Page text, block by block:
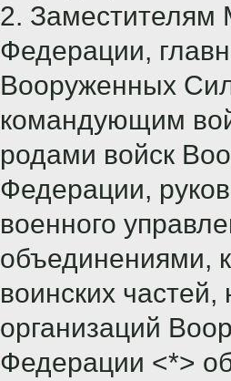
2. Заместителям
Федерации,
Вооруженных
командующим
родами войск
Федерации,
военного
объединениями,
воинских
организаций
Федерации <*>